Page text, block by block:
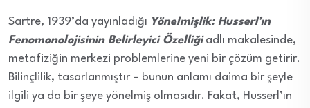
Sartre, 1939’da yayınladığı Yönelmişlik: Husserl’ın
Fenomonolojisinin Belirleyici Özelliğiadlı makalesinde,
metafiziğin merkezi problemlerine yeni bir çözüm getirir.
Bilinçlilik, tasarlanmıştır – bunun anlamı daima bir şeyle
ilgili ya da bir şeye yönelmiş olmasıdır. Fakat, Husserl’ın